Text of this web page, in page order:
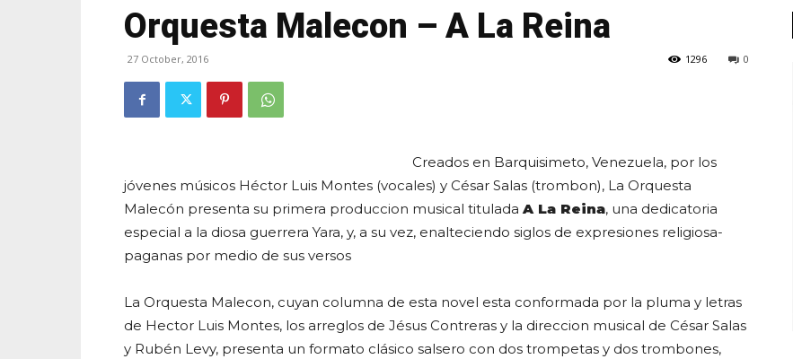
Club
Orquesta Malecon – A La Reina
27 October, 2016 0
1296
Creados en Barquisimeto, Venezuela, por los
jóvenes músicos Héctor Luis Montes (vocales) y César Salas (trombon), La Orquesta
Malecón presenta su primera produccion musical titulada A La Reina, una dedicatoria
especial a la diosa guerrera Yara, y, a su vez, enalteciendo siglos de expresiones religiosa-
paganas por medio de sus versos
La Orquesta Malecon, cuyan columna de esta novel esta conformada por la pluma y letras
de Hector Luis Montes, los arreglos de Jésus Contreras y la direccion musical de César Salas
y Rubén Levy, presenta un formato clásico salsero con dos trompetas y dos trombones,